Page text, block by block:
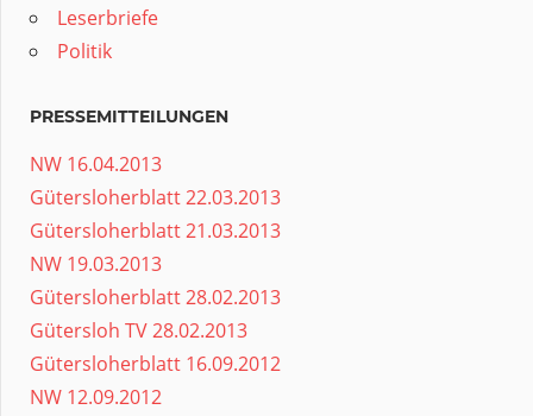
Leserbriefe
Politik
PRESSEMITTEILUNGEN
NW 16.04.2013
Gütersloherblatt 22.03.2013
Gütersloherblatt 21.03.2013
NW 19.03.2013
Gütersloherblatt 28.02.2013
Gütersloh TV 28.02.2013
Gütersloherblatt 16.09.2012
NW 12.09.2012